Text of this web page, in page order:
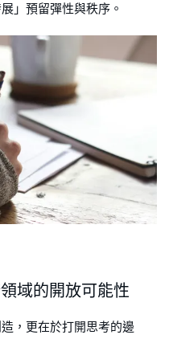
」預留彈性與秩序。
域的開放可能性
，更在於打開思考的邊